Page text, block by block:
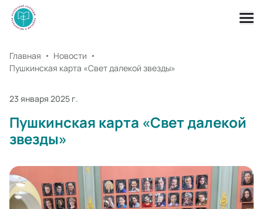
Главная
Новости
Пушкинская карта «Свет далекой звезды»
23 января 2025 г.
Пушкинская карта «Свет далекой
звезды»